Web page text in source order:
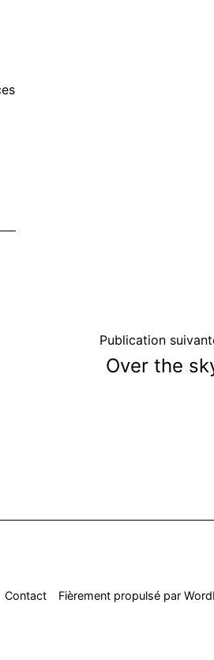
Publication
Over the
Contact Fièrement propulsé par